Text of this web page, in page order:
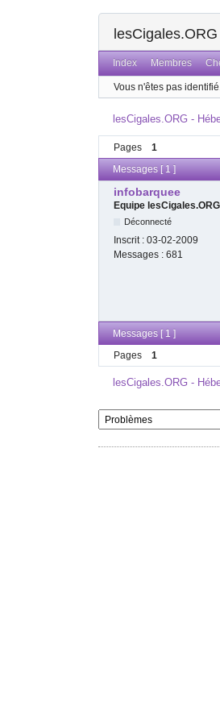
Index Membres
Vous n'êtes pas identifié.
lesCigales.ORG -
Pages 1
Messages [ 1 ]
infobarquee
Equipe lesCigales.ORG
Déconnecté
Inscrit : 03-02-2009
Messages : 681
Messages [ 1 ]
Pages
1
lesCigales.ORG -